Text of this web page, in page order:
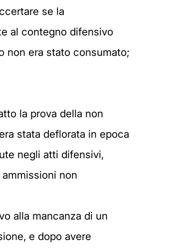
se la
al contegno difensivo
non era stato consumato;
la prova della non
stata deflorata in epoca
negli atti difensivi,
non
alla mancanza di un
e dopo avere